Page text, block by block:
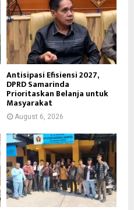
Antisipasi Efisiensi 2027,
DPRD Samarinda
Prioritaskan Belanja untuk
Masyarakat
August 6, 2026